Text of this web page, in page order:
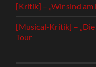
[Kritik] – „Wir sind am
[Musical-Kritik] –
Tour